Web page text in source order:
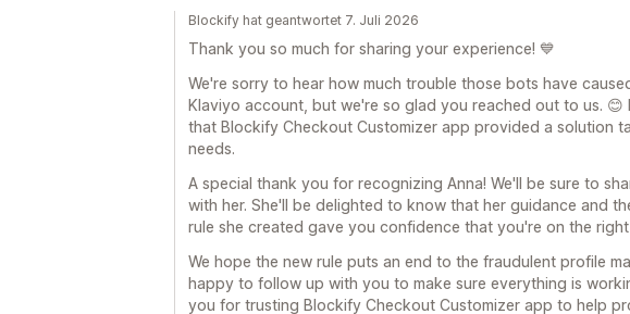
Blockify hat geantwortet 7. Juli 2026
Thank you so much for sharing your experience! 💙
We're sorry to hear how much trouble those bots have
Klaviyo account, but we're so glad you reached out to us.
that Blockify Checkout Customizer app provided a solution
needs.
A special thank you for recognizing Anna! We'll be sure to
with her. She'll be delighted to know that her guidance and
rule she created gave you confidence that you're on the
We hope the new rule puts an end to the fraudulent profile
happy to follow up with you to make sure everything is
you for trusting Blockify Checkout Customizer app to help